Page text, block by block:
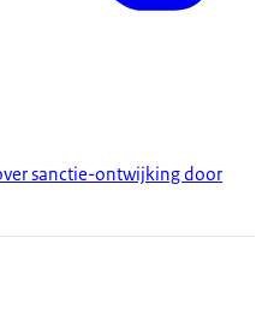
sanctie-ontwijking door